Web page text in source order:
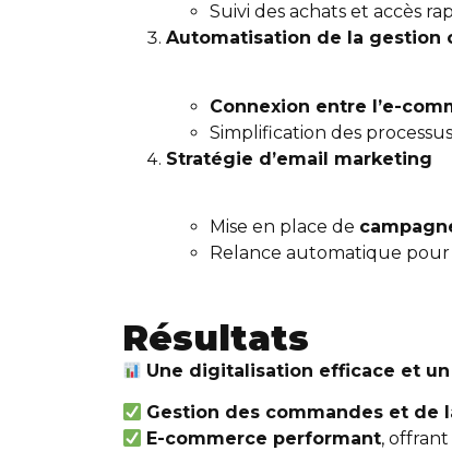
Suivi des achats et accès
Automatisation de la gestion
Connexion entre l’e-
Simplification des
Stratégie d’email marketing
Mise en place de
Relance automatique
Résultats
Une digitalisation efficace et
Gestion des commandes et de
E-commerce performant,